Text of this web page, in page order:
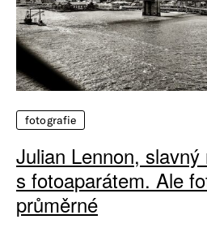
fotografie
Julian Lennon, slavný
s fotoaparátem. Ale
průměrné